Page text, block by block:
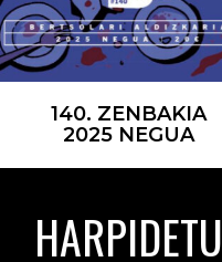
140. ZENBAKIA
2025 NEGUA
HARPIDETU